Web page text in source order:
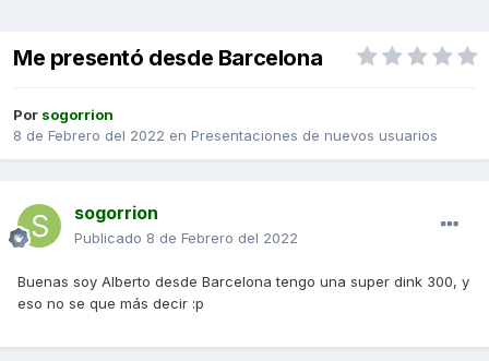
Me presentó desde Barcelona
Por sogorrion
8 de Febrero del 2022 en Presentaciones de nuevos usuarios
sogorrion
Publicado 8 de Febrero del 2022
Buenas soy Alberto desde Barcelona tengo una super dink 300, y
eso no se que más decir :p